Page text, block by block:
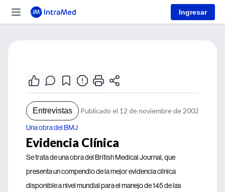
Ingresar
Entrevistas Publicado el 12 de noviembre de 2002
Una obra del BMJ
Evidencia Clínica
Se trata de una obra del British Medical Journal, que
presenta un compendio de la mejor evidencia clínica
disponible a nivel mundial para el manejo de 145 de las